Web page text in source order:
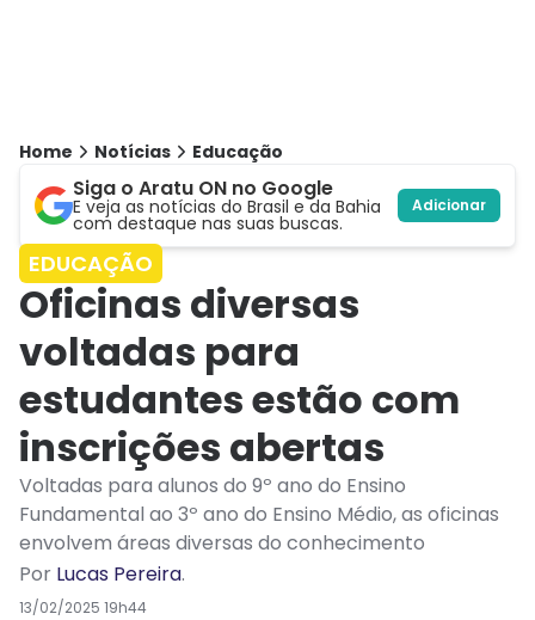
Home Notícias Educação
Siga o Aratu ON no Google
E veja as notícias do Brasil e da Bahia
com destaque nas suas buscas.
Adicionar
EDUCAÇÃO
Oficinas diversas
voltadas para
estudantes estão com
inscrições abertas
Voltadas para alunos do 9º ano do Ensino
Fundamental ao 3º ano do Ensino Médio, as oficinas
envolvem áreas diversas do conhecimento
Por Lucas Pereira.
13/02/2025 19h44